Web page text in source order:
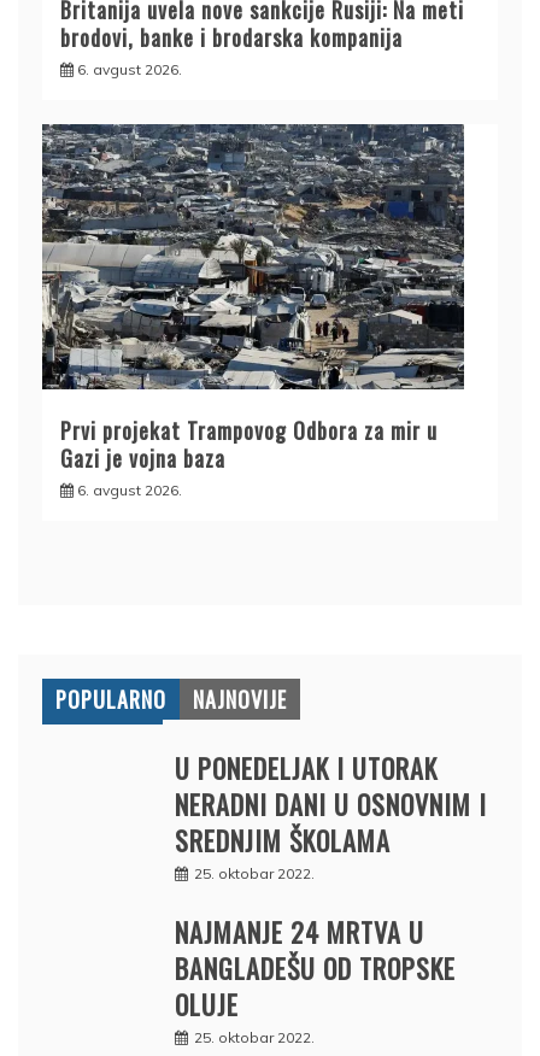
Britanija uvela nove sankcije Rusiji: Na meti
brodovi, banke i brodarska kompanija
6. avgust 2026.
Prvi projekat Trampovog Odbora za mir u
Gazi je vojna baza
6. avgust 2026.
POPULARNO NAJNOVIJE
U PONEDELJAK I UTORAK
NERADNI DANI U OSNOVNIM I
SREDNJIM ŠKOLAMA
25. oktobar 2022.
NAJMANJE 24 MRTVA U
BANGLADEŠU OD TROPSKE
OLUJE
25. oktobar 2022.